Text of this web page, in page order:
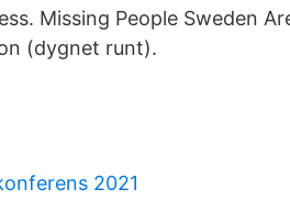
Missing People Sweden
(dygnet runt).
2021